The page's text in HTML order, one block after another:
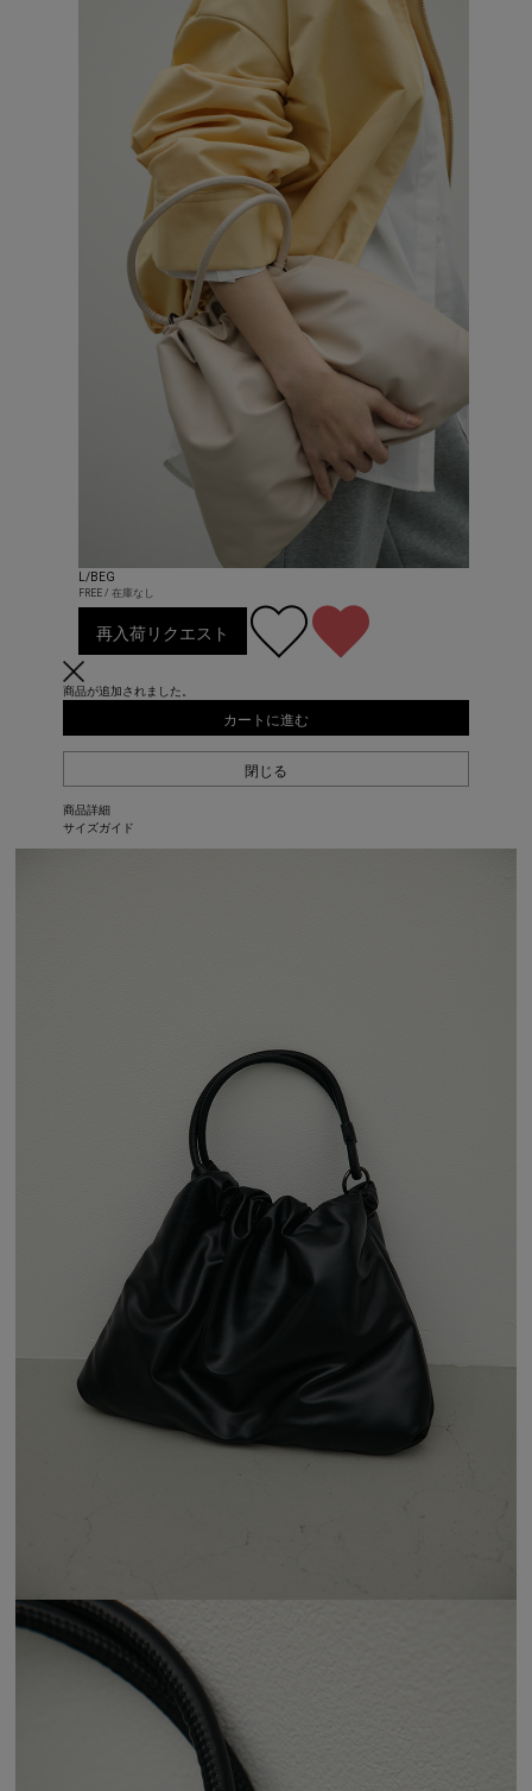
L/BEG
FREE / 在庫なし
再入荷リクエスト
商品が追加されました。
カートに進む
閉じる
商品詳細
サイズガイド